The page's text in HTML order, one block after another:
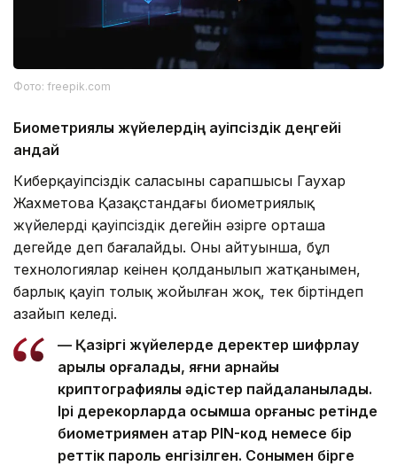
Фото: freepik.com
Биометриялық жүйелердің қауіпсіздік деңгейі
қандай
Киберқауіпсіздік саласының сарапшысы Гаухар
Жахметова Қазақстандағы биометриялық
жүйелердің қауіпсіздік деңгейін әзірге орташа
деңгейде деп бағалайды. Оның айтуынша, бұл
технологиялар кеңінен қолданылып жатқанымен,
барлық қауіп толық жойылған жоқ, тек біртіндеп
азайып келеді.
— Қазіргі жүйелерде деректер шифрлау
арқылы қорғалады, яғни арнайы
криптографиялық әдістер пайдаланылады.
Ірі дерекқорларда қосымша қорғаныс ретінде
биометриямен қатар PIN-код немесе бір
реттік пароль енгізілген. Сонымен бірге